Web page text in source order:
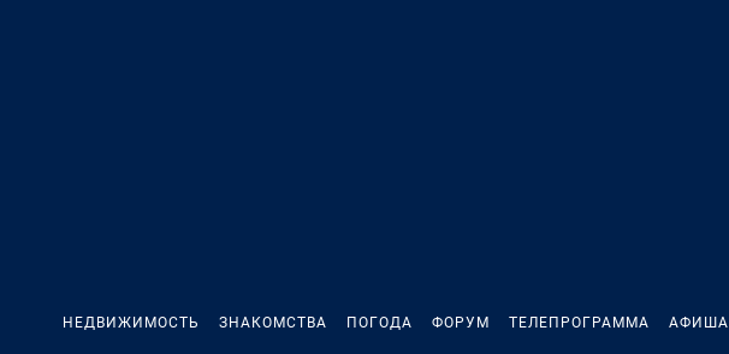
НЕДВИЖИМОСТЬ ЗНАКОМСТВА ПОГОДА ФОРУМ ТЕЛЕПРОГРАММА АФИША